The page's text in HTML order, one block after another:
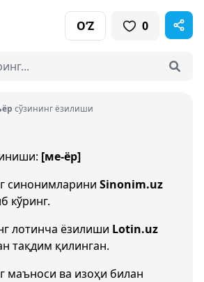
O‘Z 0
сўзининг ёзилиши
[ме-ёр]
синонимларини Sinonim.uz
кўринг.
лотинча ёзилиши Lotin.uz
тақдим қилинган.
маъноси ва изоҳи билан